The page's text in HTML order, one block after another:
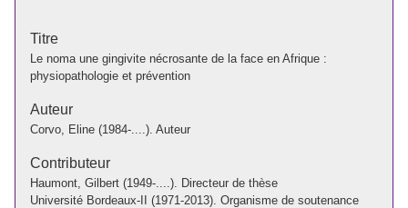
Titre
Le noma une gingivite nécrosante de la face en Afrique :
physiopathologie et prévention
Auteur
Corvo, Eline (1984-....). Auteur
Contributeur
Haumont, Gilbert (1949-....). Directeur de thèse
Université Bordeaux-II (1971-2013). Organisme de soutenance